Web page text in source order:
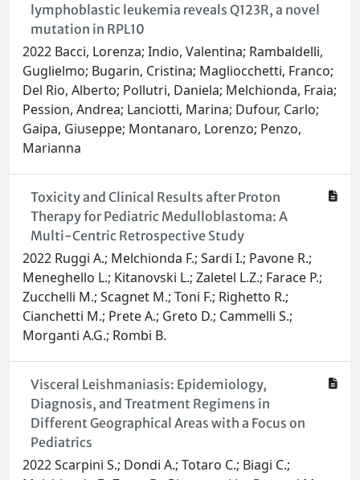
lymphoblastic leukemia reveals Q123R, a novel
mutation in RPL10
2022 Bacci, Lorenza; Indio, Valentina; Rambaldelli,
Guglielmo; Bugarin, Cristina; Magliocchetti, Franco;
Del Rio, Alberto; Pollutri, Daniela; Melchionda, Fraia;
Pession, Andrea; Lanciotti, Marina; Dufour, Carlo;
Gaipa, Giuseppe; Montanaro, Lorenzo; Penzo,
Marianna
Toxicity and Clinical Results after Proton
Therapy for Pediatric Medulloblastoma: A
Multi-Centric Retrospective Study
2022 Ruggi A.; Melchionda F.; Sardi I.; Pavone R.;
Meneghello L.; Kitanovski L.; Zaletel L.Z.; Farace P.;
Zucchelli M.; Scagnet M.; Toni F.; Righetto R.;
Cianchetti M.; Prete A.; Greto D.; Cammelli S.;
Morganti A.G.; Rombi B.
Visceral Leishmaniasis: Epidemiology,
Diagnosis, and Treatment Regimens in
Different Geographical Areas with a Focus on
Pediatrics
2022 Scarpini S.; Dondi A.; Totaro C.; Biagi C.;